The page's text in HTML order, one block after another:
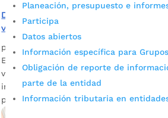
Planeación, presupuesto e
Participa
Datos abiertos
Información específica para
Obligación de reporte de
parte de la entidad
Información tributaria en
Desde la Sierra Nevada de Santa
vinieron a conocer el Páramo de
por Mónica María Farfán Sanabria |
En esta nota les contamos cómo fue la
vivieron miembros de la comunidad
investigadores nacionales e
primera vez el majestuoso Páramo de